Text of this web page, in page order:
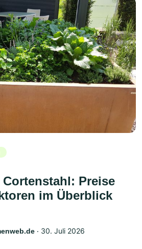
Preise
im Überblick
‧ 30. Juli 2026